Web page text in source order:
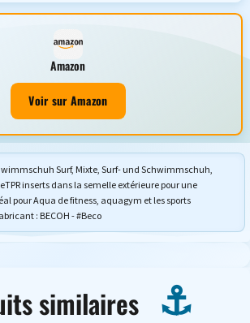
Amazon
Voir sur Amazon
Surf, Mixte, Surf- und Schwimmschuh,
inserts dans la semelle extérieure pour une
pour Aqua de fitness, aquagym et les sports
: BECOH - #Beco
similaires